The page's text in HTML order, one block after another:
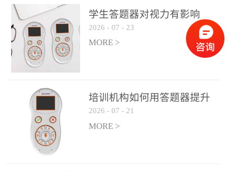
教学节奏的重要性，采用
“零学习成本” 的设计理
念，教师无需复杂培训即
可快速上手。软件支持与
PPT、白板等常用教学工具
几步：打开软件、选择互
动模式、发起互动任务，
整个过程不超过 30 秒，完
美融入正常教学流程，避
免打断课堂连贯性。无论
学生答题器对视力有影响
吗？
2026 - 07 - 23
MORE >
培训机构如何用答题器提升
学生专注度
2026 - 07 - 21
MORE >